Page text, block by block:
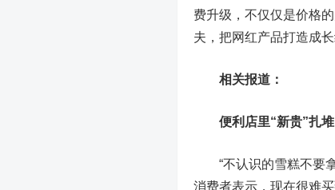
费升级，不仅仅是价格
夫，把网红产品打造成
相关报道：
便利店里“新贵”扎
“不认识的雪糕不要拿
消费者表示，现在很难